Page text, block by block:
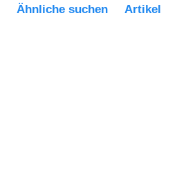
Ähnliche suchen Artikel